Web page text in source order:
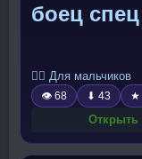
боец
🧍‍♂️ Для мальчиков
👁 68 ⬇ 43
Открыть